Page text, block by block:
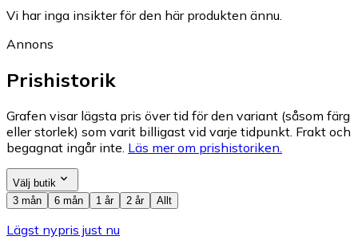
Vi har inga insikter för den här produkten ännu.
Annons
Prishistorik
Grafen visar lägsta pris över tid för den variant (såsom färg
eller storlek) som varit billigast vid varje tidpunkt. Frakt och
begagnat ingår inte. Läs mer om prishistoriken.
Välj butik
3 mån
6 mån 1 år 2 år Allt
Lägst nypris just nu